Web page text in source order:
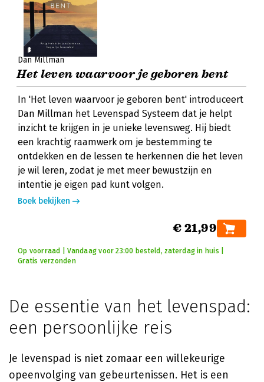
Dan Millman
Het leven waarvoor je geboren bent
In 'Het leven waarvoor je geboren bent' introduceert
Dan Millman het Levenspad Systeem dat je helpt
inzicht te krijgen in je unieke levensweg. Hij biedt
een krachtig raamwerk om je bestemming te
ontdekken en de lessen te herkennen die het leven
je wil leren, zodat je met meer bewustzijn en
intentie je eigen pad kunt volgen.
Boek bekijken
€ 21,99
Op voorraad | Vandaag voor 23:00 besteld, zaterdag in huis |
Gratis verzonden
De essentie van het levenspad:
een persoonlijke reis
Je levenspad is niet zomaar een willekeurige
opeenvolging van gebeurtenissen. Het is een